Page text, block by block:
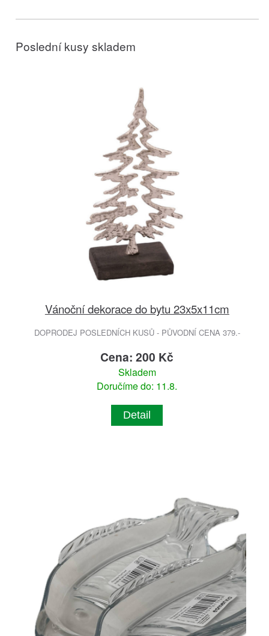
Poslední kusy skladem
Vánoční dekorace do bytu 23x5x11cm
DOPRODEJ POSLEDNÍCH KUSŮ - PŮVODNÍ CENA 379.-
Cena: 200 Kč
Skladem
Doručíme do: 11.8.
Detail